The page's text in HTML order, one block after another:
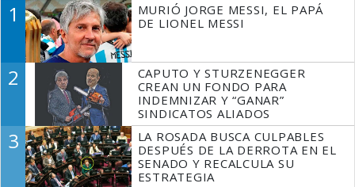
1
MURIÓ JORGE MESSI, EL PAPÁ
DE LIONEL MESSI
2
CAPUTO Y STURZENEGGER
CREAN UN FONDO PARA
INDEMNIZAR Y “GANAR”
SINDICATOS ALIADOS
3
LA ROSADA BUSCA CULPABLES
DESPUÉS DE LA DERROTA EN EL
SENADO Y RECALCULA SU
ESTRATEGIA